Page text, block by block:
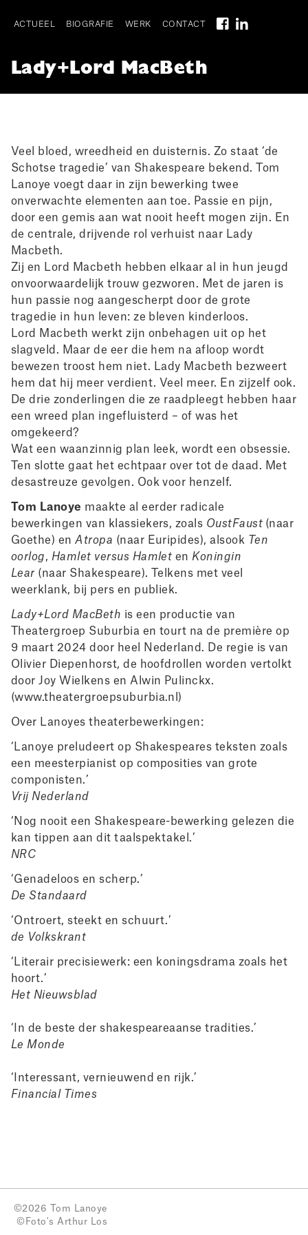
Main
ACTUEEL BIOGRAFIE WERK CONTACT
Lady+Lord MacBeth
Veel bloed, wreedheid en duisternis. Zo staat ‘de
Schotse tragedie’ van Shakespeare bekend. Tom
Lanoye voegt daar in zijn bewerking twee
onverwachte elementen aan toe. Passie en pijn,
door een gemis aan wat nooit heeft mogen zijn. En
de centrale, drijvende rol verhuist naar Lady
Macbeth.
Zij en Lord Macbeth hebben elkaar al in hun jeugd
onvoorwaardelijk trouw gezworen. Met de jaren is
hun passie nog aangescherpt door de grote
tragedie in hun leven: ze bleven kinderloos.
Lord Macbeth werkt zijn onbehagen uit op het
slagveld. Maar de eer die hem na afloop wordt
bewezen troost hem niet. Lady Macbeth bezweert
hem dat hij meer verdient. Veel meer. En zijzelf ook.
De drie zonderlingen die ze raadpleegt hebben haar
een wreed plan ingefluisterd – of was het
omgekeerd?
Wat een waanzinnig plan leek, wordt een obsessie.
Ten slotte gaat het echtpaar over tot de daad. Met
desastreuze gevolgen. Ook voor henzelf.
Tom Lanoye maakte al eerder radicale
bewerkingen van klassiekers, zoals OustFaust (naar
Goethe) enAtropa (naar Euripides), alsook Ten
oorlog, Hamlet versus Hamlet en Koningin
Lear(naar Shakespeare). Telkens met veel
weerklank, bij pers en publiek.
Lady+Lord MacBeth is een productie van
Theatergroep Suburbia en tourt na de première op
9 maart 2024 door heel Nederland. De regie is van
Olivier Diepenhorst, de hoofdrollen worden vertolkt
door Joy Wielkens en Alwin Pulinckx.
(www.theatergroepsuburbia.nl)
Over Lanoyes theaterbewerkingen:
‘Lanoye preludeert op Shakespeares teksten zoals
een meesterpianist op composities van grote
componisten.’
Vrij Nederland
‘Nog nooit een Shakespeare-bewerking gelezen die
kan tippen aan dit taalspektakel.’
NRC
‘Genadeloos en scherp.’
De Standaard
‘Ontroert, steekt en schuurt.’
de Volkskrant
‘Literair precisiewerk: een koningsdrama zoals het
hoort.’
Het Nieuwsblad
‘In de beste der shakespeareaanse tradities.’
Le Monde
‘Interessant, vernieuwend en rijk.’
Financial Times
©2026 Tom Lanoye
©Foto'sArthur Los